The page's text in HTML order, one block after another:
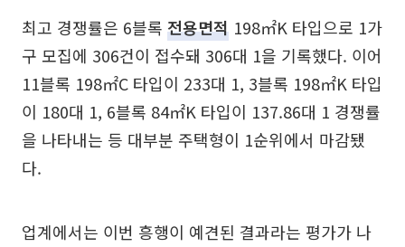
최고 경쟁률은 6블록 전용면적 198㎡K 타입으로 1가
구 모집에 306건이 접수돼 306대 1을 기록했다. 이어
11블록 198㎡C 타입이 233대 1, 3블록 198㎡K 타입
이 180대 1, 6블록 84㎡K 타입이 137.86대 1 경쟁률
을 나타내는 등 대부분 주택형이 1순위에서 마감됐
다.
업계에서는 이번 흥행이 예견된 결과라는 평가가 나